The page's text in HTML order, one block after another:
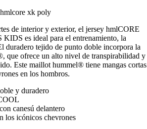
xk poly
de interior y exterior, el jersey hmlCORE
es ideal para el entrenamiento, la
duradero tejido de punto doble incorpora la
que ofrece un alto nivel de transpirabilidad y
Este maillot hummel® tiene mangas cortas
en los hombros.
y duradero
canesú delantero
los icónicos chevrones